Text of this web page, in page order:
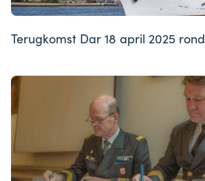
Terugkomst Dar 18 april 2025